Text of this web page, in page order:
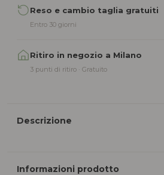
Reso e cambio taglia gratuiti
Entro 30 giorni
Ritiro in negozio a Milano
3 punti di ritiro · Gratuito
Descrizione
Informazioni prodotto